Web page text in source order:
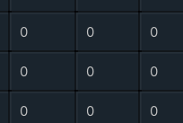
0 0 0
0 0 0
0 0 0